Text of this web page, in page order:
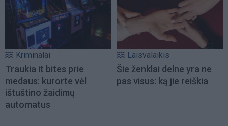
Kriminalai
Traukia it bites prie
medaus: kurorte vėl
ištuštino žaidimų
automatus
Laisvalaikis
Šie ženklai delne yra ne
pas visus: ką jie reiškia